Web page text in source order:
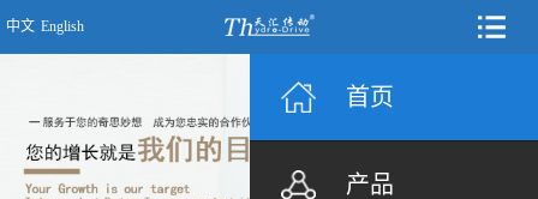
中文 English
首页
产品